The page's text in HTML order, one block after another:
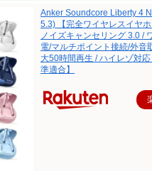
Anker Soundcore Liberty 4
5.3) 【完全ワイヤレスイヤ
ノイズキャンセリング 3.0 /
電/マルチポイント接続/外音
大50時間再生 / ハイレゾ対
準適合】